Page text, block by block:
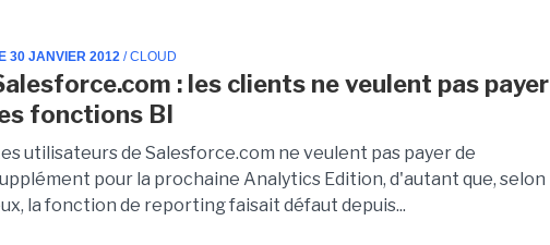
30 JANVIER 2012 / CLOUD
: les clients ne veulent pas payer
fonctions BI
utilisateurs de Salesforce.com ne veulent pas payer de
pour la prochaine Analytics Edition, d'autant que, selon
la fonction de reporting faisait défaut depuis...